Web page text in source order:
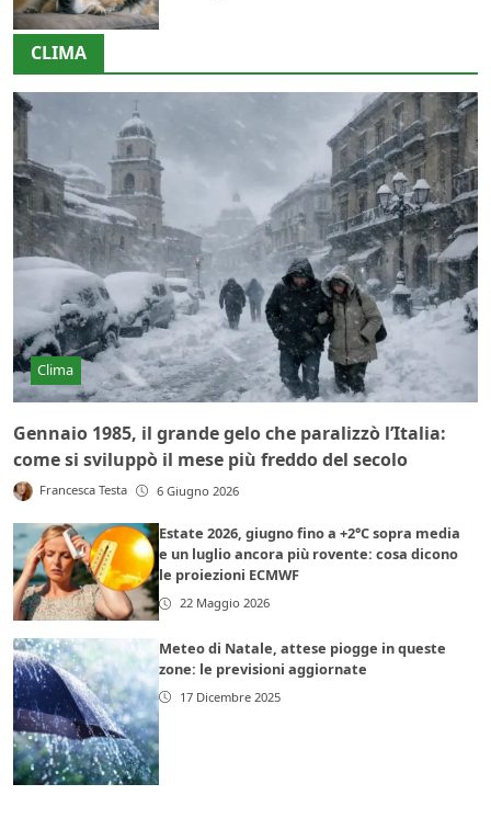
CLIMA
Clima
Gennaio 1985, il grande gelo che paralizzò l’Italia:
come si sviluppò il mese più freddo del secolo
Francesca Testa 6 Giugno 2026
Estate 2026, giugno fino a +2°C sopra media
e un luglio ancora più rovente: cosa dicono
le proiezioni ECMWF
22 Maggio 2026
Meteo di Natale, attese piogge in queste
zone: le previsioni aggiornate
17 Dicembre 2025